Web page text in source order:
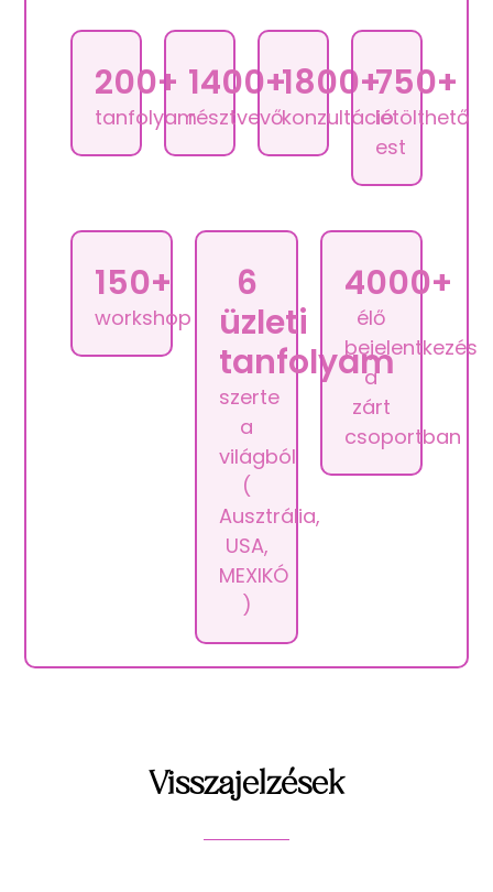
200+
tanfolyam
1400+
résztvevő
1800+
konzultáció
750+
letölthető
est
150+
workshop
6
üzleti
tanfolyam
szerte
a
világból
(
Ausztrália,
USA,
MEXIKÓ
)
4000+
élő
bejelentkezés
a
zárt
csoportban
Visszajelzések